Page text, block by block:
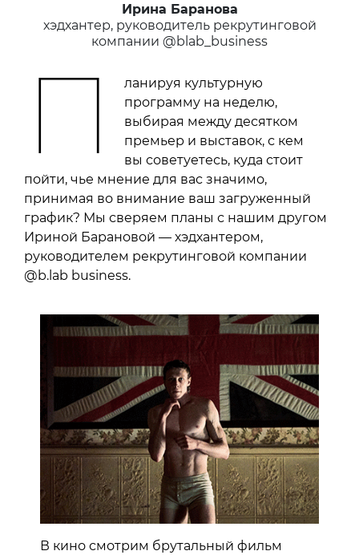
Ирина Баранова
хэдхантер, руководитель рекрутинговой
компании @blab_business
П
ланируя культурную
программу на неделю,
выбирая между десятком
премьер и выставок, с кем
вы советуетесь, куда стоит
пойти, чье мнение для вас значимо,
принимая во внимание ваш загруженный
график? Мы сверяем планы с нашим другом
Ириной Барановой — хэдхантером,
руководителем рекрутинговой компании
@b.lab business.
В кино смотрим брутальный фильм